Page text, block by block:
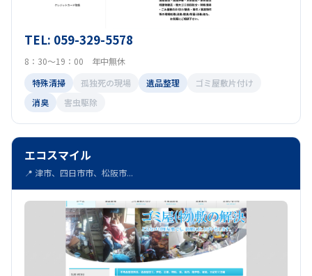
TEL: 059-329-5578
8：30～19：00 年中無休
特殊清掃
孤独死の現場 遺品整理
ゴミ屋敷片付け
消臭
害虫駆除
エコスマイル
📍 津市、四日市市、松阪市...